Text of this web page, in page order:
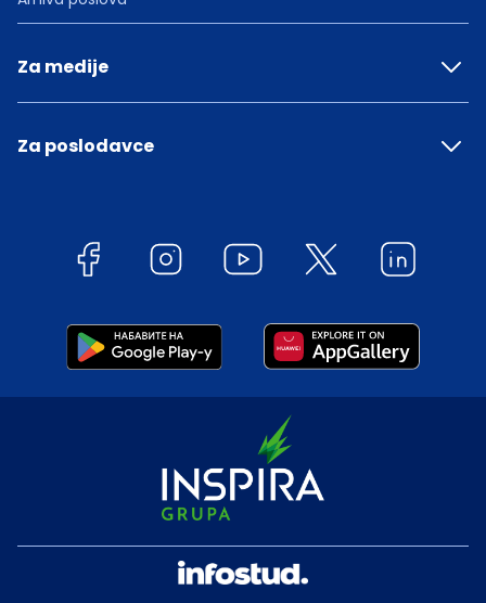
Za medije
Za poslodavce